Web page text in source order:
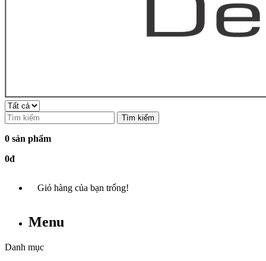
Tìm kiếm
0 sản phẩm
0đ
Giỏ hàng của bạn trống!
Menu
Danh mục